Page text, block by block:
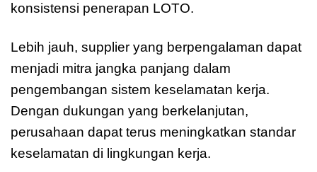
konsistensi penerapan LOTO.
Lebih jauh, supplier yang berpengalaman dapat
menjadi mitra jangka panjang dalam
pengembangan sistem keselamatan kerja.
Dengan dukungan yang berkelanjutan,
perusahaan dapat terus meningkatkan standar
keselamatan di lingkungan kerja.